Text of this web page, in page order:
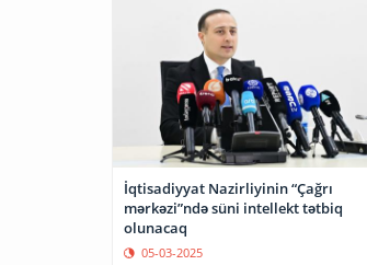
İqtisadiyyat Nazirliyinin “Çağrı
mərkəzi”ndə süni intellekt tətbiq
olunacaq
05-03-2025